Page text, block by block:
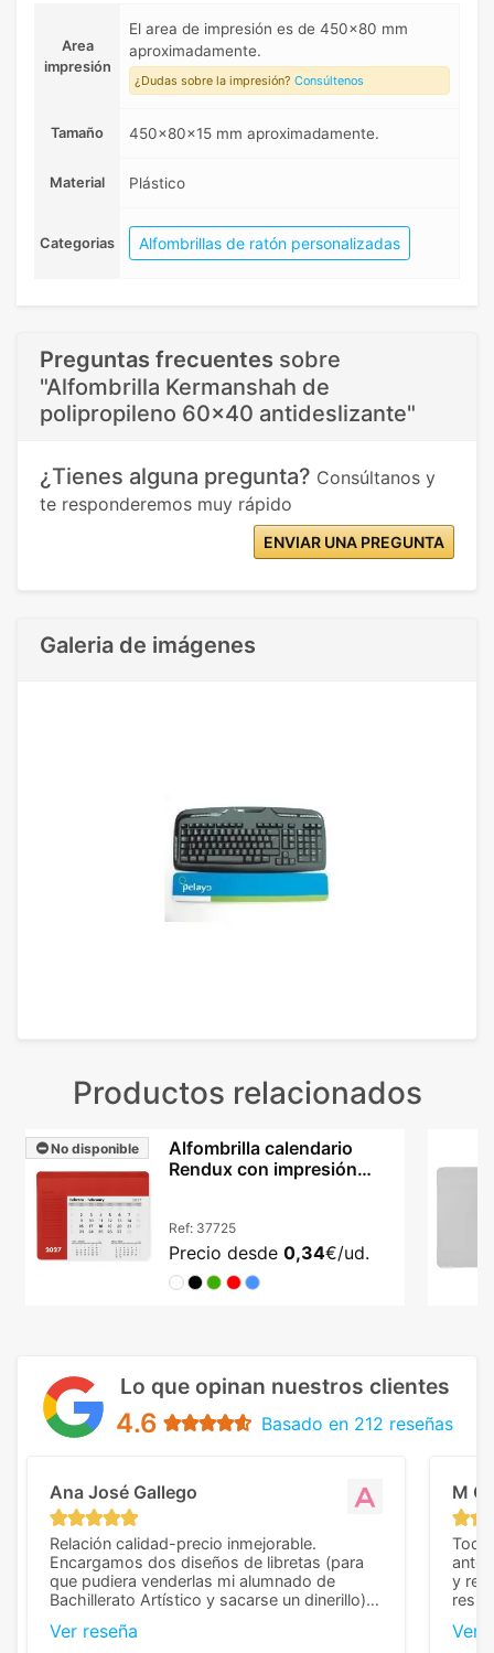
Area
impresión
El area de impresión es de 450x80 mm
aproximadamente.
¿Dudas sobre la impresión? Consúltenos
Tamaño 450x80x15 mm aproximadamente.
Material Plástico
Categorias Alfombrillas de ratón personalizadas
Preguntas frecuentes sobre
"Alfombrilla Kermanshah de
polipropileno 60x40 antideslizante"
¿Tienes alguna pregunta? Consúltanos y
te responderemos muy rápido
ENVIAR UNA PREGUNTA
Galeria de imágenes
Productos relacionados
No disponible
Alfombrilla calendario
Rendux con impresión
Ref: 37725
Precio desde 0,34€/ud.
Lo que opinan nuestros clientes
4.6 Basado en 212 reseñas
Ana José Gallego
Relación calidad-precio inmejorable.
Encargamos dos diseños de libretas (para
que pudiera venderlas mi alumnado de
Bachillerato Artístico y sacarse un dinerillo) y
diferencia, con libretas de muy buena calidad
Ver reseña
M C
Todo
y
Ver